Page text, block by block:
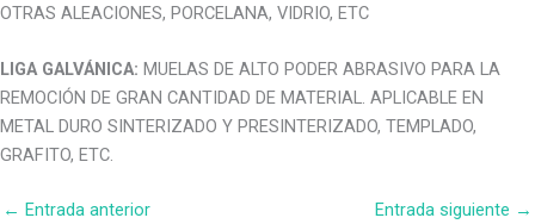
OTRAS ALEACIONES, PORCELANA, VIDRIO, ETC
LIGA GALVÁNICA: MUELAS DE ALTO PODER ABRASIVO PARA LA
REMOCIÓN DE GRAN CANTIDAD DE MATERIAL. APLICABLE EN
METAL DURO SINTERIZADO Y PRESINTERIZADO, TEMPLADO,
GRAFITO, ETC.
← Entrada anterior Entrada siguiente →